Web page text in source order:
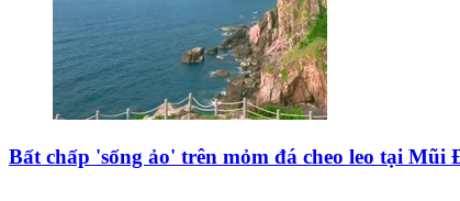
Bất chấp 'sống ảo' trên mỏm đá cheo leo tại Mũi